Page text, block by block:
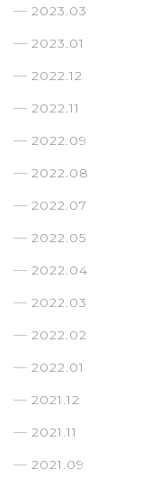
2023.03
2023.01
2022.12
2022.11
2022.09
2022.08
2022.07
2022.05
2022.04
2022.03
2022.02
2022.01
2021.12
2021.11
2021.09